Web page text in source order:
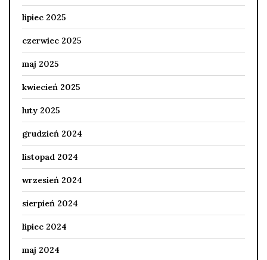
lipiec 2025
czerwiec 2025
maj 2025
kwiecień 2025
luty 2025
grudzień 2024
listopad 2024
wrzesień 2024
sierpień 2024
lipiec 2024
maj 2024